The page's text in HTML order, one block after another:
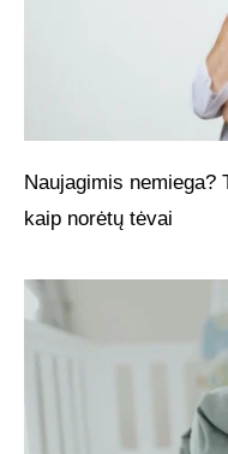
Naujagimis nemiega?
kaip norėtų tėvai